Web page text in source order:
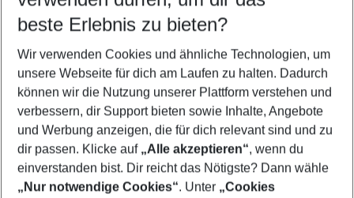
5-8 Nächte
2 Erwachsene Keine Kinder
Mehr Filter anzeigen
beste Erlebnis zu bieten?
Wir verwenden Cookies und ähnliche Technologien, um
unsere Webseite für dich am Laufen zu halten. Dadurch
können wir die Nutzung unserer Plattform verstehen und
verbessern, dir Support bieten sowie Inhalte, Angebote
und Werbung anzeigen, die für dich relevant sind und zu
dir passen. Klicke auf „Alle akzeptieren“, wenn du
einverstanden bist. Dir reicht das Nötigste? Dann wähle
„Nur notwendige Cookies“. Unter „Cookies